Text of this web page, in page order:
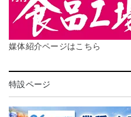
媒体紹介ページはこちら
特設ページ